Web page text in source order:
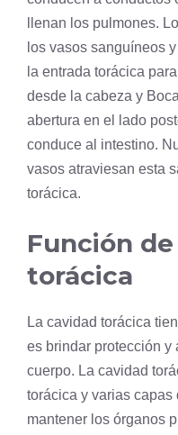
llenan los pulmones.
los vasos sanguíneos
la entrada torácica
desde la cabeza y
abertura en el lado
conduce al intestino.
vasos atraviesan esta
torácica.
Función
torácica
La cavidad torácica
es brindar protección y
cuerpo. La cavidad
torácica y varias capas
mantener los órganos